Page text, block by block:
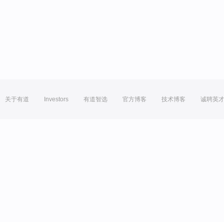
关于有道 Investors 有道智选 官方博客 技术博客 诚聘英才